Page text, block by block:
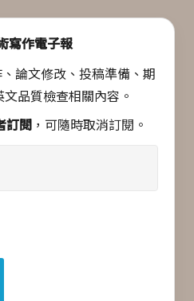
寫作電子報
論文修改、投稿準備、期
品質檢查相關內容。
訂閱 ，可隨時取消訂閱。